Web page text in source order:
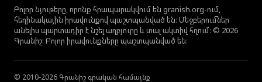
Բոլոր նյութերը, որոնք հրապարակվում են granish.org-ում,
հեղինակային իրավունքով պաշտպանված են։ Մեջբերումներ
անելիս պարտադիր է նշել աղբյուրը և տալ ակտիվ հղում։ © 2026
Գրանիշ։ Բոլոր իրավունքները պաշտպանված են։
© 2010-2026 Գրանիշ գրական համայնք